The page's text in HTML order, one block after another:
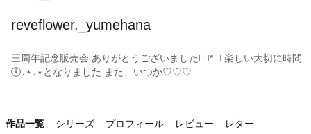
reveflower._yumehana
三周年記念販売会 ありがとうございました❁⃘*.ﾟ 楽しい大切に時間
🕔⸝⋆⸝⋆となりました また、いつか♡♡♡
作品一覧 シリーズ プロフィール レビュー レター